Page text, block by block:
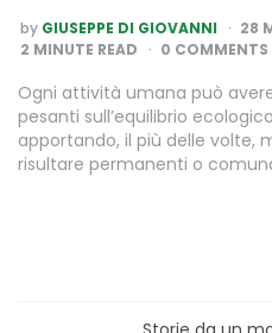
POSTED
BY
by GIUSEPPE DI GIOVANNI
28
2 MINUTE READ 0 COMMENTS
Ogni attività umana può
pesanti sull’equilibrio
apportando, il più delle volte,
risultare permanenti o